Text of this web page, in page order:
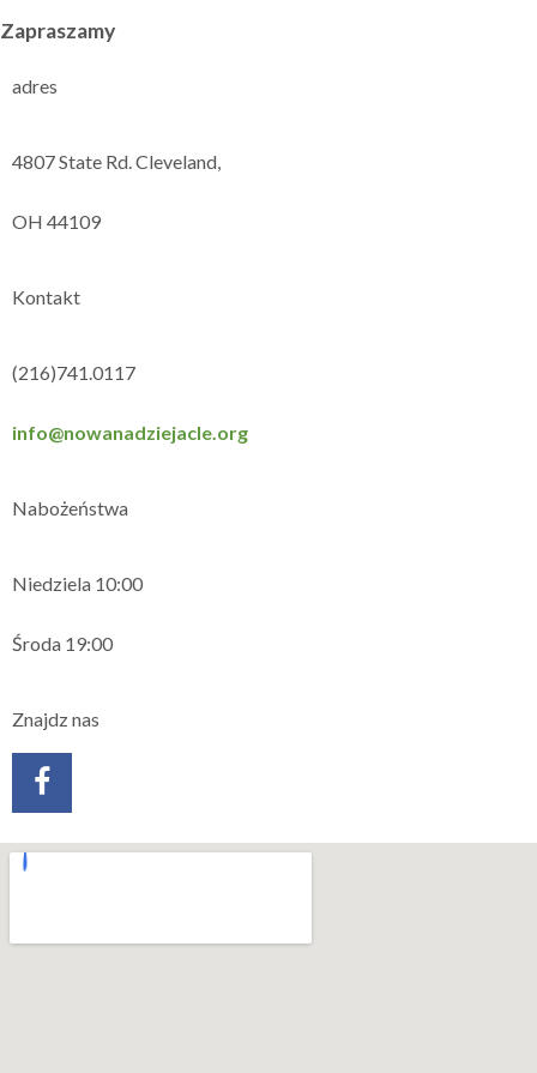
Zapraszamy
adres
4807 State Rd. Cleveland,
OH 44109
Kontakt
(216)741.0117
info@nowanadziejacle.org
Nabożeństwa
Niedziela 10:00
Środa 19:00
Znajdz nas